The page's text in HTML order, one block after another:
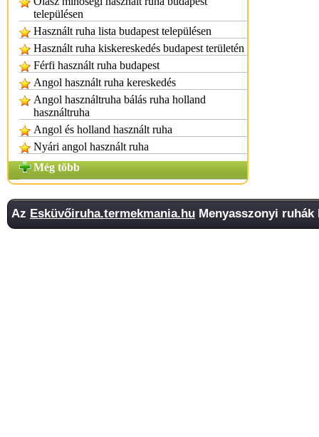
településen
Használt ruha lista budapest településen
Használt ruha kiskereskedés budapest területén
Férfi használt ruha budapest
Angol használt ruha kereskedés
Angol használtruha bálás ruha holland
használtruha
Angol és holland használt ruha
Nyári angol használt ruha
Még több
Az Esküvőiruha.termekmania.hu Menyasszonyi